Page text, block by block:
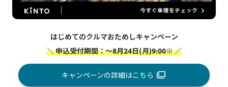
はじめてのクルマおためしキャンペーン
＼ 申込受付期間：～8月24日(月)9:00※ ／
キャンペーンの詳細はこちら